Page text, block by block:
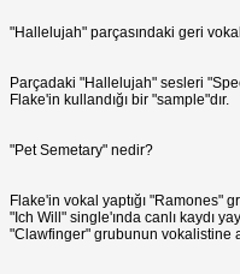
"Hallelujah" parçasındaki geri
Parçadaki "Hallelujah" sesleri
Flake'in kullandığı bir "sample"dır.
"Pet Semetary" nedir?
Flake'in vokal yaptığı "Ramones"
"Ich Will" single'ında canlı kaydı
"Clawfinger" grubunun vokalistine